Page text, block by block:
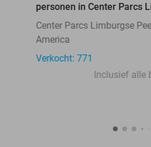
personen in Center Parcs
Center Parcs Limburgse
America
Verkocht: 771
Inclusief alle